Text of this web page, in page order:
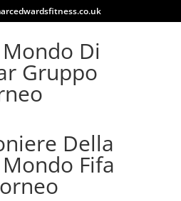
Di
Gruppo
Della
Fifa